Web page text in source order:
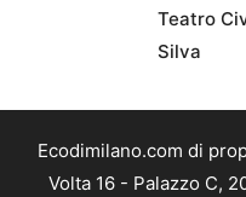
Teatro
Silva
Ecodimilano.com di
Volta 16 - Palazzo C,